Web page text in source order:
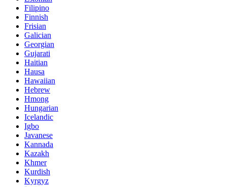
Filipino
Finnish
Frisian
Galician
Georgian
Gujarati
Haitian
Hausa
Hawaiian
Hebrew
Hmong
Hungarian
Icelandic
Igbo
Javanese
Kannada
Kazakh
Khmer
Kurdish
Kyrgyz